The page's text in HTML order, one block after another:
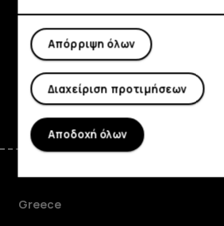
Planet and people
Υποστήριξη
FacebookInstagram
TiktokYoutubeLinkedin
Greece
Απόρριψη όλων
Διαχείριση προτιμήσεων
Αποδοχή όλων